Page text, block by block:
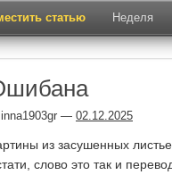
статью Неделя
inna1903gr — 02.12.2025
из засушенных
слово это так и